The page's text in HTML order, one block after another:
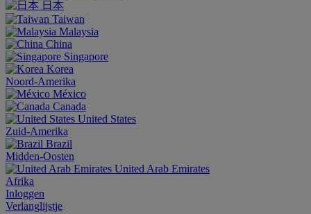
日本
Taiwan
Malaysia
China
Singapore
Korea
Noord-Amerika
México
Canada
United States
Zuid-Amerika
Brazil
Midden-Oosten
United Arab Emirates
Afrika
Inloggen
Verlanglijstje